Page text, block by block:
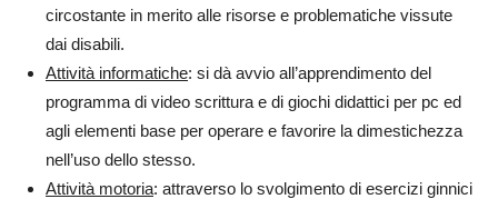
circostante in merito alle risorse e problematiche vissute
dai disabili.
Attività informatiche: si dà avvio all’apprendimento del
programma di video scrittura e di giochi didattici per pc ed
agli elementi base per operare e favorire la dimestichezza
nell’uso dello stesso.
Attività motoria: attraverso lo svolgimento di esercizi ginnici